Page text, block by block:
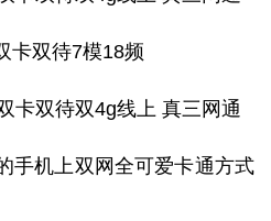
卡双待7模18频
手机上双网全可爱卡通方式